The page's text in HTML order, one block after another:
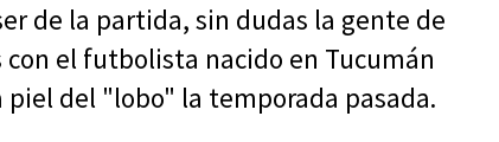
de la partida, sin dudas la gente de
el futbolista nacido en Tucumán
del "lobo" la temporada pasada.